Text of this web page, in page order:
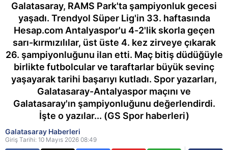
Galatasaray, RAMS Park'ta şampiyonluk gecesi
yaşadı. Trendyol Süper Lig'in 33. haftasında
Hesap.com Antalyaspor'u 4-2'lik skorla geçen
sarı-kırmızılılar, üst üste 4. kez zirveye çıkarak
26. şampiyonluğunu ilan etti. Maç bitiş düdüğüyle
birlikte futbolcular ve taraftarlar büyük sevinç
yaşayarak tarihi başarıyı kutladı. Spor yazarları,
Galatasaray-Antalyaspor maçını ve
Galatasaray'ın şampiyonluğunu değerlendirdi.
İşte o yazılar... (GS Spor haberleri)
Galatasaray Haberleri
Giriş Tarihi: 10 Mayıs 2026 08:49